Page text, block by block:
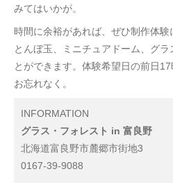
みてはいかが。
時間に余裕があれば、ぜひ制作体験
とんぼ玉、ミニチュアドーム、グ
とができます。体験希望日の前日17
お忘れなく。
INFORMATION
グラス・フォレスト in 富良野
北海道富良野市麓郷市街地3
0167-39-9088